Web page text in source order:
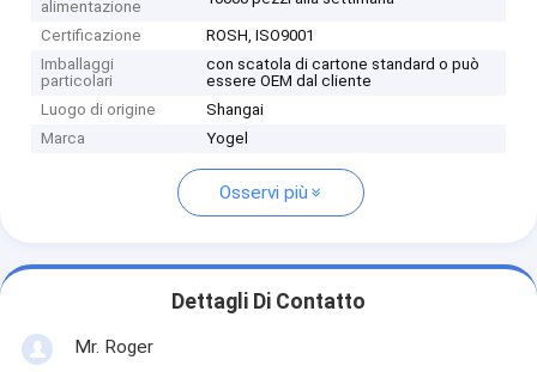
alimentazione
Certificazione
ROSH, ISO9001
Imballaggi
particolari
con scatola di cartone standard o può
essere OEM dal cliente
Luogo di origine
Shangai
Marca
Yogel
Osservi più
Dettagli Di Contatto
Mr. Roger